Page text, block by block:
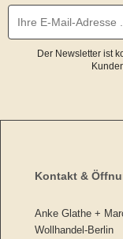
Der Newsletter ist
Kontakt &
Anke Glathe +
Wollhandel-Berlin